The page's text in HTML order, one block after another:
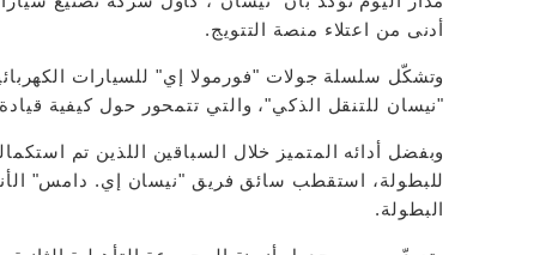
أدنى من اعتلاء منصة التتويج.
وتشكّل سلسلة جولات "فورمولا إي" للسيارات
"نيسان للتنقل الذكي"، والتي تتمحور حول كيفية
وبفضل أدائه المتميز خلال السباقين اللذين تم
للبطولة، استقطب سائق فريق "نيسان إي. دامس"
البطولة.